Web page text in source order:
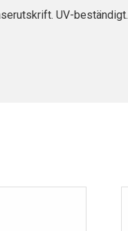
UV-beständigt.